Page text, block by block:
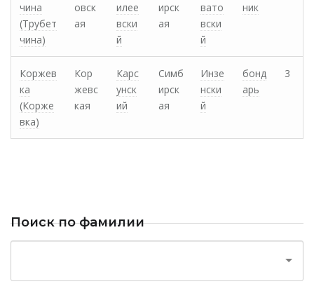
чина
(Трубет
чина)
овск
ая
илее
вски
й
ирск
ая
вато
вски
й
ник
Коржев
ка
(Корже
вка)
Кор
жевс
кая
Карс
унск
ий
Симб
ирск
ая
Инзе
нски
й
бонд
арь
3
Поиск по фамилии